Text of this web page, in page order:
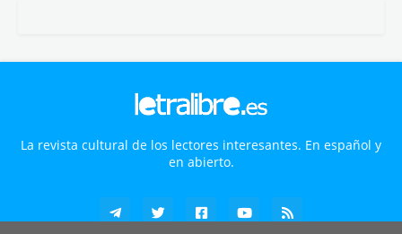
La revista cultural de los lectores interesantes. En español y
en abierto.